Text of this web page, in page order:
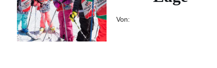
Von: